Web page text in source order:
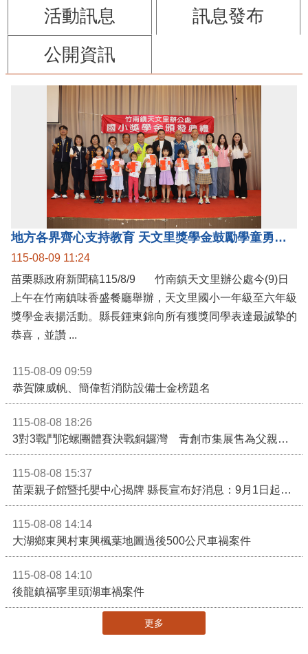
活動訊息
訊息發布
公開資訊
地方各界齊心支持教育 天文里獎學金鼓勵學童勇敢追夢
115-08-09 11:24
苗栗縣政府新聞稿115/8/9 竹南鎮天文里辦公處今(9)日
上午在竹南鎮味香盛餐廳舉辦，天文里國小一年級至六年級
獎學金表揚活動。縣長鍾東錦向所有獲獎同學表達最誠摯的
恭喜，並讚 ...
115-08-09 09:59
恭賀陳威帆、簡偉哲消防設備士金榜題名
115-08-08 18:26
3對3戰鬥陀螺團體賽決戰銅鑼灣 青創市集展售為父親節增添繽紛
115-08-08 15:37
苗栗親子館暨托嬰中心揭牌 縣長宣布好消息：9月1日起調降臨時托嬰費用
115-08-08 14:14
大湖鄉東興村東興楓葉地圖過後500公尺車禍案件
115-08-08 14:10
後龍鎮福寧里頭湖車禍案件
更多